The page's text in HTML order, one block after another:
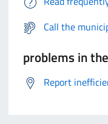
Call the
problems in
Report